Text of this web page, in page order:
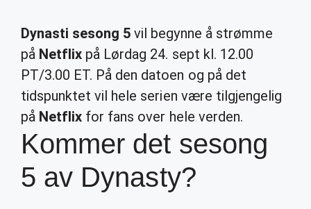
Dynasti sesong 5 vil begynne å strømme
på Netflix på Lørdag 24. sept kl. 12.00
PT/3.00 ET. På den datoen og på det
tidspunktet vil hele serien være tilgjengelig
på Netflix for fans over hele verden.
Kommer det sesong
5 av Dynasty?